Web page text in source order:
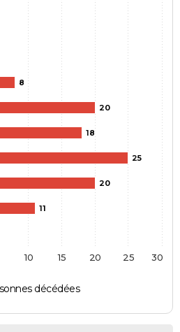
8
20
18
25
20
11
décédées
10 15 20 25 30